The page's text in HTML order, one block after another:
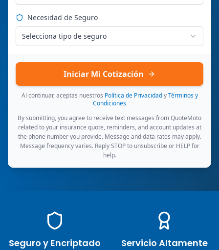
Necesidad de Seguro
Selecciona tipo de seguro
Iniciar Mi Cotización
Al continuar, aceptas nuestros Política de Privacidad y Términos y
Condiciones
By submitting, you agree to receive text messages from QuoteMoto
related to your insurance quote, reminders, and account updates at
the phone number you provide. Message and data rates may apply.
Message frequency varies. Reply STOP to unsubscribe or HELP for
help.
Seguro y Encriptado
Servicio Altamente